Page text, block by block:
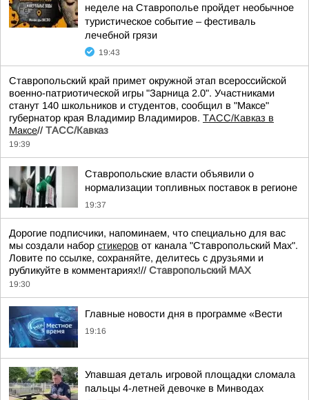
неделе на Ставрополье пройдет необычное
туристическое событие – фестиваль
лечебной грязи
19:43
Ставропольский край примет окружной этап всероссийской
военно-патриотической игры "Зарница 2.0". Участниками
станут 140 школьников и студентов, сообщил в "Максе"
губернатор края Владимир Владимиров. ТАСС/Кавказ в
Максе// ТАСС/Кавказ
19:39
Ставропольские власти объявили о
нормализации топливных поставок в регионе
19:37
Дорогие подписчики, напоминаем, что специально для вас
мы создали набор стикеров от канала "Ставропольский Max".
Ловите по ссылке, сохраняйте, делитесь с друзьями и
рубликуйте в комментариях!// Ставропольский MAX
19:30
Главные новости дня в программе «Вести
19:16
Упавшая деталь игровой площадки сломала
пальцы 4-летней девочке в Минводах